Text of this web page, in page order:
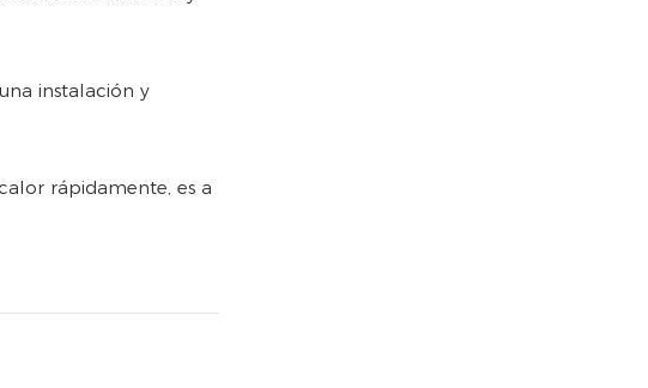
instalación y
rápidamente, es a